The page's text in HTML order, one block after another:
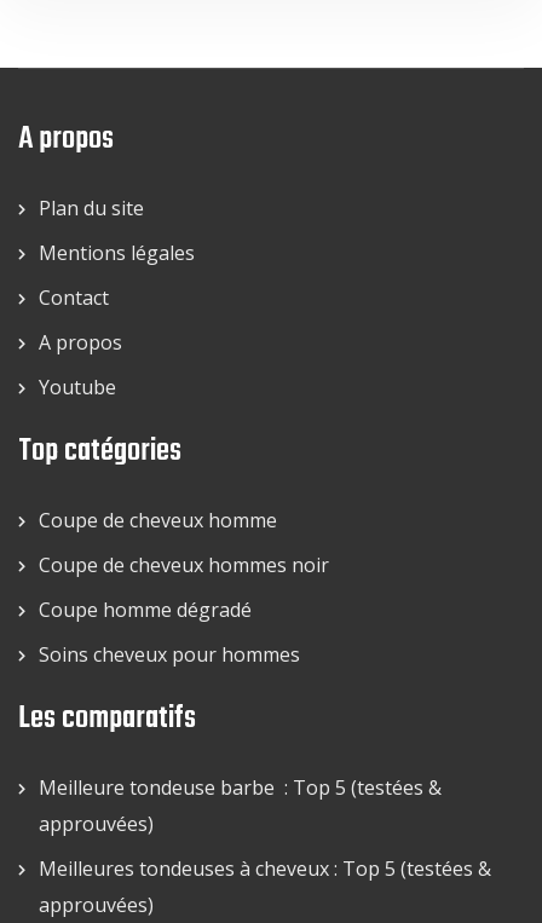
A propos
Plan du site
Mentions légales
Contact
A propos
Youtube
Top catégories
Coupe de cheveux homme
Coupe de cheveux hommes noir
Coupe homme dégradé
Soins cheveux pour hommes
Les comparatifs
Meilleure tondeuse barbe : Top 5 (testées &
approuvées)
Meilleures tondeuses à cheveux : Top 5 (testées &
approuvées)